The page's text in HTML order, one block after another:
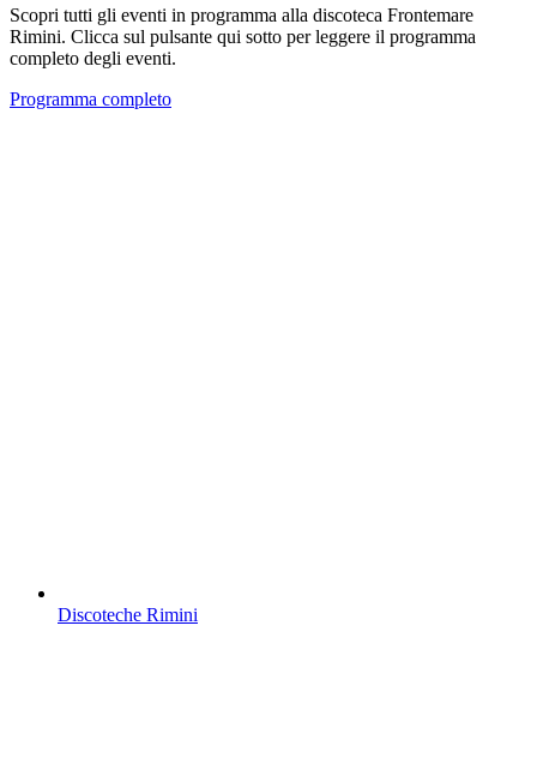
Scopri tutti gli eventi in programma alla discoteca Frontemare
Rimini. Clicca sul pulsante qui sotto per leggere il programma
completo degli eventi.
Programma completo
Discoteche Rimini